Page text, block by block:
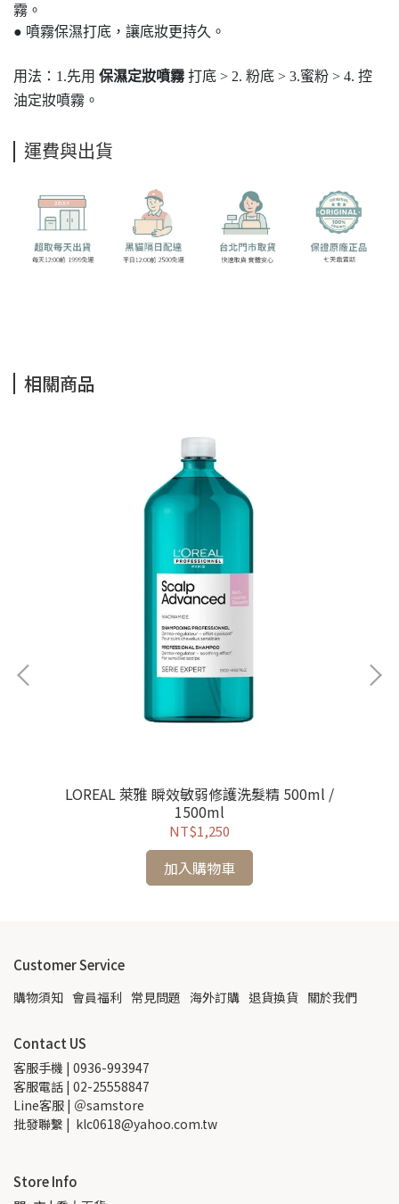
霧。
● 噴霧保濕打底，讓底妝更持久。
用法：1.先用 保濕定妝噴霧 打底 > 2. 粉底 > 3.蜜粉 > 4. 控
油定妝噴霧 。
運費與出貨
相關商品
LOREAL 萊雅 瞬效敏弱修護洗髮精 500ml /
1500ml
NT$1,250
加入購物車
Customer Service
購物須知 會員福利 常見問題 海外訂購 退貨換貨 關於我們
Contact US
客服手機 | 0936-993947
客服電話 | 02-25558847
Line客服 | ＠samstore
批發聯繫 |  klc0618@yahoo.com.tw
Store Info